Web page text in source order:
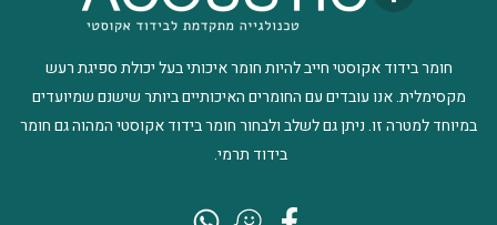
חומר בידוד אקוסטי חייב להיות חומר איכותי בעל יכולת ספיגת רעש
מקסימלית. אנו עובדים עם החומרים האיכותיים ביותר שישנם שמיועדים
במיוחד למטרה זו. ניתן גם לשלב ולבחור חומר בידוד אקוסטי המהוה גם חומר
בידוד תרמי.